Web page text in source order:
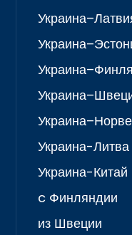
Украина-Литва
Украина-Китай
c Финляндии
из Швеции